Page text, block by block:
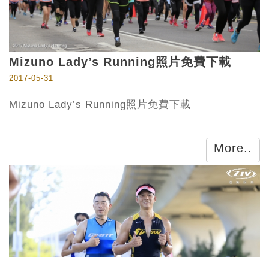
Mizuno Lady’s Running照片免費下載
2017-05-31
Mizuno Lady’s Running照片免費下載
More..